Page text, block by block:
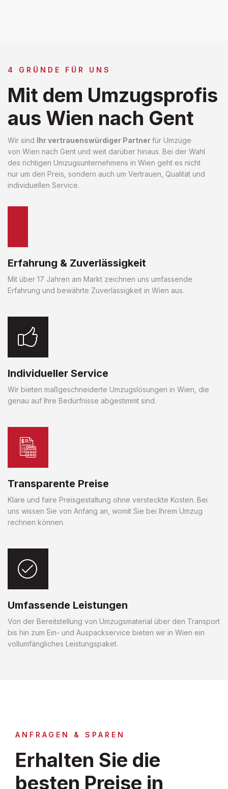
4 GRÜNDE FÜR UNS
Mit dem Umzugsprofis
aus Wien nach Gent
Wir sind Ihr vertrauenswürdiger Partnerfür Umzüge
von Wien nach Gent und weit darüber hinaus. Bei der Wahl
des richtigen Umzugsunternehmens in Wien geht es nicht
nur um den Preis, sondern auch um Vertrauen, Qualität und
individuellen Service.
Erfahrung & Zuverlässigkeit
Mit über 17 Jahren am Markt zeichnen uns umfassende
Erfahrung und bewährte Zuverlässigkeit in Wien aus.
Individueller Service
Wir bieten maßgeschneiderte Umzugslösungen in Wien, die
genau auf Ihre Bedürfnisse abgestimmt sind.
Transparente Preise
Klare und faire Preisgestaltung ohne versteckte Kosten. Bei
uns wissen Sie von Anfang an, womit Sie bei Ihrem Umzug
rechnen können.
Umfassende Leistungen
Von der Bereitstellung von Umzugsmaterial über den Transport
bis hin zum Ein- und Auspackservice bieten wir in Wien ein
vollumfängliches Leistungspaket.
ANFRAGEN & SPAREN
Erhalten Sie die
besten Preise in